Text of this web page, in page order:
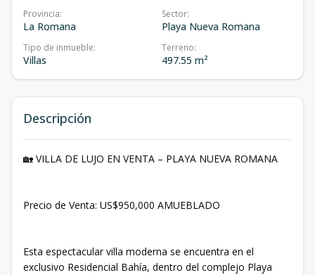
Provincia:
La Romana
Sector:
Playa Nueva Romana
Tipo de inmueble:
Villas
Terreno:
497.55 m²
Descripción
🏡 VILLA DE LUJO EN VENTA – PLAYA NUEVA ROMANA
Precio de Venta: US$950,000 AMUEBLADO
Esta espectacular villa moderna se encuentra en el
exclusivo Residencial Bahía, dentro del complejo Playa